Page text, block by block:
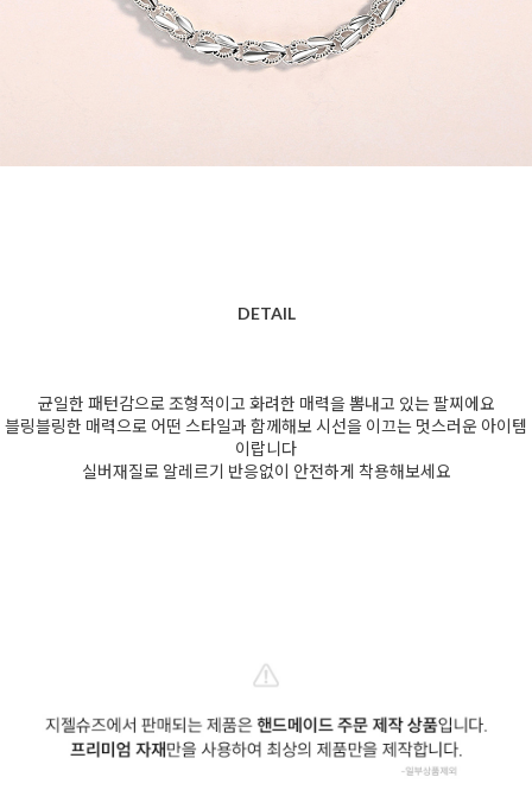
DETAIL
균일한 패턴감으로 조형적이고 화려한 매력을 뽐내고 있는 팔찌에요
블링블링한 매력으로 어떤 스타일과 함께해보 시선을 이끄는 멋스러운 아이템
이랍니다
실버재질로 알레르기 반응없이 안전하게 착용해보세요